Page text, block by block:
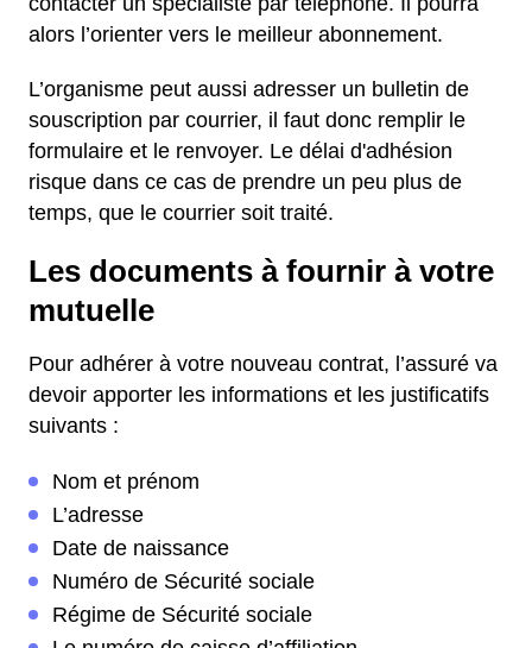
alors l’orienter vers le meilleur abonnement.
L’organisme peut aussi adresser un bulletin de
souscription par courrier, il faut donc remplir le
formulaire et le renvoyer. Le délai d'adhésion
risque dans ce cas de prendre un peu plus de
temps, que le courrier soit traité.
Les documents à fournir à votre
mutuelle
Pour adhérer à votre nouveau contrat, l’assuré va
devoir apporter les informations et les justificatifs
suivants :
Nom et prénom
L’adresse
Date de naissance
Numéro de Sécurité sociale
Régime de Sécurité sociale